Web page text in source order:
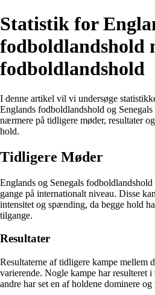
Statistik for
fodboldlandshold
fodboldlandshold
I denne artikel vil vi undersøge
Englands fodboldlandshold og
nærmere på tidligere møder, resultater
hold.
Tidligere Møder
Englands og Senegals
gange på internationalt niveau. Disse
intensitet og spænding, da begge hold
tilgange.
Resultater
Resultaterne af tidligere kampe mellem
varierende. Nogle kampe har resulteret
andre har set en af holdene dominere